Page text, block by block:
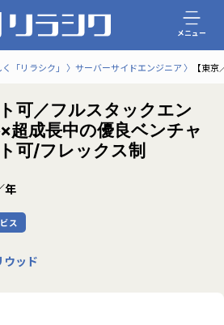
メニュー
「リラシク」 サーバーサイドエンジニア 【東
可／フルスタックエン
超成長中の優良ベンチャ
可/フレックス制
年
ス
ウッド